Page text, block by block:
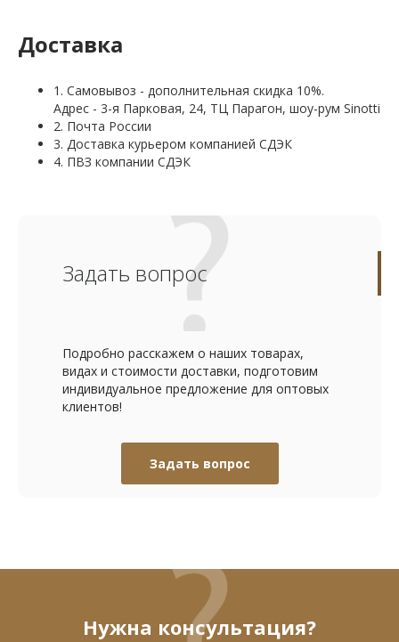
Доставка
1. Самовывоз - дополнительная скидка 10%.
Адрес - 3-я Парковая, 24, ТЦ Парагон, шоу-рум Sinotti
2. Почта России
3. Доставка курьером компанией СДЭК
4. ПВЗ компании СДЭК
Задать вопрос
Подробно расскажем о наших товарах,
видах и стоимости доставки, подготовим
индивидуальное предложение для оптовых
клиентов!
Задать вопрос
Нужна консультация?